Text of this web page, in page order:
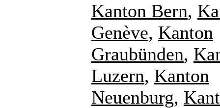
Kanton Bern,
Genève, Kanton
Graubünden,
Luzern, Kanton
Neuenburg,